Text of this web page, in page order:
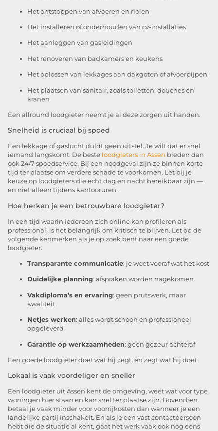
Het ontstoppen van afvoeren en riolen
Het installeren of onderhouden van cv-installaties
Het aanleggen van gasleidingen
Het renoveren van badkamers en keukens
Het oplossen van lekkages aan dakgoten of afvoerpijpen
Het plaatsen van sanitair, zoals toiletten, douches en
kranen
Een allround loodgieter neemt je al deze zorgen uit handen.
Snelheid is cruciaal bij spoed
Een lekkage of gaslucht duldt geen uitstel. Je wilt dat er snel
iemand langskomt. De beste loodgieters in Assen bieden dan
ook 24/7 spoedservice. Bij een noodgeval zijn ze binnen korte
tijd ter plaatse om verdere schade te voorkomen. Let bij je
keuze op loodgieters die echt dag en nacht bereikbaar zijn —
en niet alleen tijdens kantooruren.
Hoe herken je een betrouwbare loodgieter?
In een tijd waarin iedereen zich online kan profileren als
professional, is het belangrijk om kritisch te blijven. Let op de
volgende kenmerken als je op zoek bent naar een goede
loodgieter:
Transparante communicatie: je weet vooraf wat het kost
Duidelijke planning: afspraken worden nagekomen
Vakdiploma’s en ervaring: geen prutswerk, maar
kwaliteit
Netjes werken: alles wordt schoon en professioneel
opgeleverd
Garantie op werkzaamheden: geen gezeur achteraf
Een goede loodgieter doet wat hij zegt, én zegt wat hij doet.
Lokaal is vaak voordeliger en sneller
Een loodgieter uit Assen kent de omgeving, weet wat voor type
woningen hier staan en kan snel ter plaatse zijn. Bovendien
betaal je vaak minder voor voorrijkosten dan wanneer je een
landelijke partij inschakelt. En als je een vast contactpersoon
hebt die de situatie al kent, gaat het werk vaak ook nog eens